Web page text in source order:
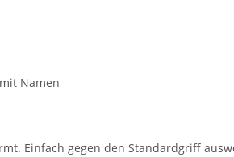
Namen
Einfach gegen den Standardgriff